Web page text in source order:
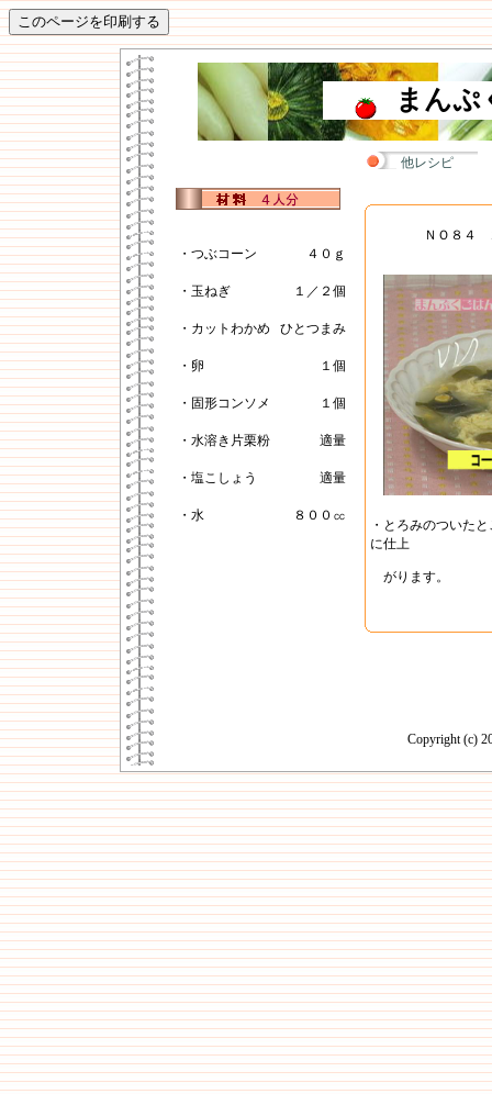
まん
他レシピ
・つぶコーン ４０ｇ
・玉ねぎ １／２個
・カットわかめ ひとつまみ
・卵 １個
・固形コンソメ １個
・水溶き片栗粉 適量
・塩こしょう 適量
・水 ８００㏄
ＮＯ８４
・とろみのついた
に仕上
がります。
Copyright (c)